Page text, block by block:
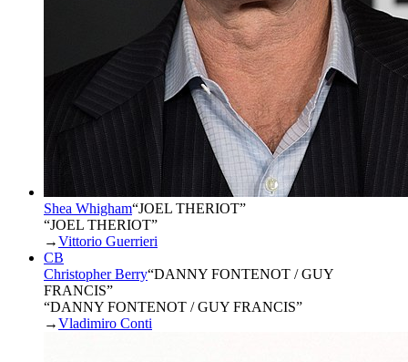
Shea Whigham“JOEL THERIOT”
“JOEL THERIOT”
→Vittorio Guerrieri
CB
Christopher Berry“DANNY FONTENOT / GUY
FRANCIS”
“DANNY FONTENOT / GUY FRANCIS”
→Vladimiro Conti